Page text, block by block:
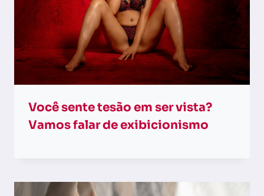
Você sente tesão em ser vista?
Vamos falar de exibicionismo